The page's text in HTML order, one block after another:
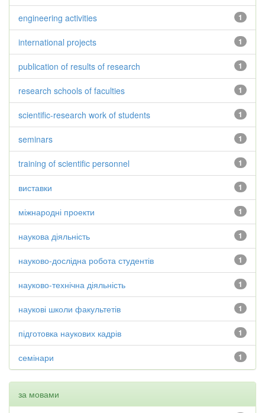
1
engineering activities
1
international projects
1
publication of results of research
1
research schools of faculties
1
scientific-research work of students
1
seminars
1
training of scientific personnel
1
виставки
1
міжнародні проекти
1
наукова діяльність
1
науково-дослідна робота студентів
1
науково-технічна діяльність
1
наукові школи факультетів
1
підготовка наукових кадрів
1
семінари
за мовами